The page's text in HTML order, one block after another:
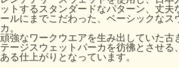
にリブで切り替えを設けているので、
すく、腕の上げ下げがスムーズ。フー
ラフに肩の上に乗った状態で最良のシル
パターンを計算してします。
4本針のフラットシーマによる各部の縫
丈。肌への当たりが優しく、日常使いに
ットするスタンダードなパターン、丈夫
ールにまでこだわった、ベーシックなス
カ。
頑強なワークウエアを生み出していた古
テージスウェットパーカを彷彿とさせる
ある仕上がりとなっています。